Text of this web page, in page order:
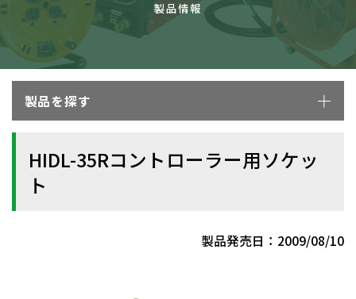
製品情報
製品を探す
HIDL-35Rコントローラー用ソケッ
ト
製品発売日：2009/08/10